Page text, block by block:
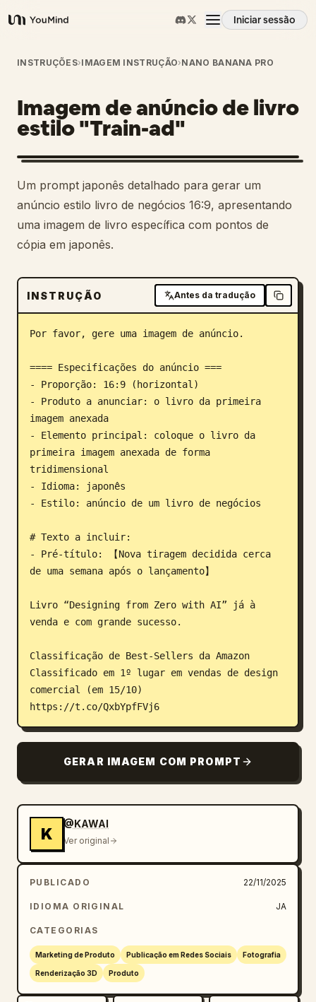
YouMind
Iniciar sessão
Visão geral
Casos de uso
Habilidades
Prompts
Preços
Transferir
Blogue
Atualizações
INSTRUÇÕES›IMAGEM INSTRUÇÃO›NANO BANANA PRO
Imagem de anúncio de livro
estilo "Train-ad"
Um prompt japonês detalhado para gerar um
anúncio estilo livro de negócios 16:9, apresentando
uma imagem de livro específica com pontos de
cópia em japonês.
INSTRUÇÃO Antes da tradução
Por favor, gere uma imagem de anúncio.
==== Especificações do anúncio ===
- Proporção: 16:9 (horizontal)
- Produto a anunciar: o livro da primeira
imagem anexada
- Elemento principal: coloque o livro da
primeira imagem anexada de forma
tridimensional
- Idioma: japonês
- Estilo: anúncio de um livro de negócios
# Texto a incluir:
- Pré-título: 【Nova tiragem decidida cerca
de uma semana após o lançamento】
Livro “Designing from Zero with AI” já à
venda e com grande sucesso.
Classificação de Best-Sellers da Amazon
Classificado em 1º lugar em vendas de design
comercial (em 15/10)
https://t.co/QxbYpfFVj6
GERAR IMAGEM COM PROMPT
K
@KAWAI
Ver original
PUBLICADO 22/11/2025
IDIOMA ORIGINAL JA
CATEGORIAS
Marketing de Produto Publicação em Redes Sociais Fotografia
Renderização 3D Produto